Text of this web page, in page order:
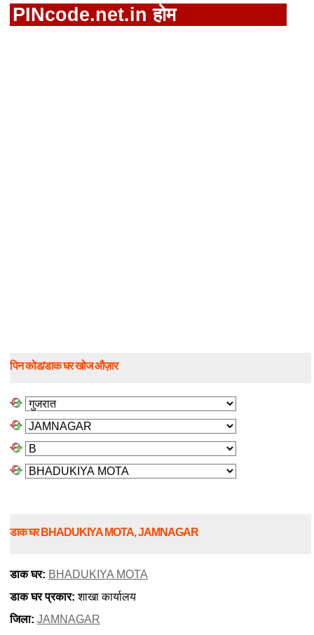
PINcode.net.in होम
पिन कोड/डाक घर खोज औज़ार
डाक घर BHADUKIYA MOTA, JAMNAGAR
डाक घर: BHADUKIYA MOTA
डाक घर प्रकार: शाखा कार्यालय
जिला: JAMNAGAR